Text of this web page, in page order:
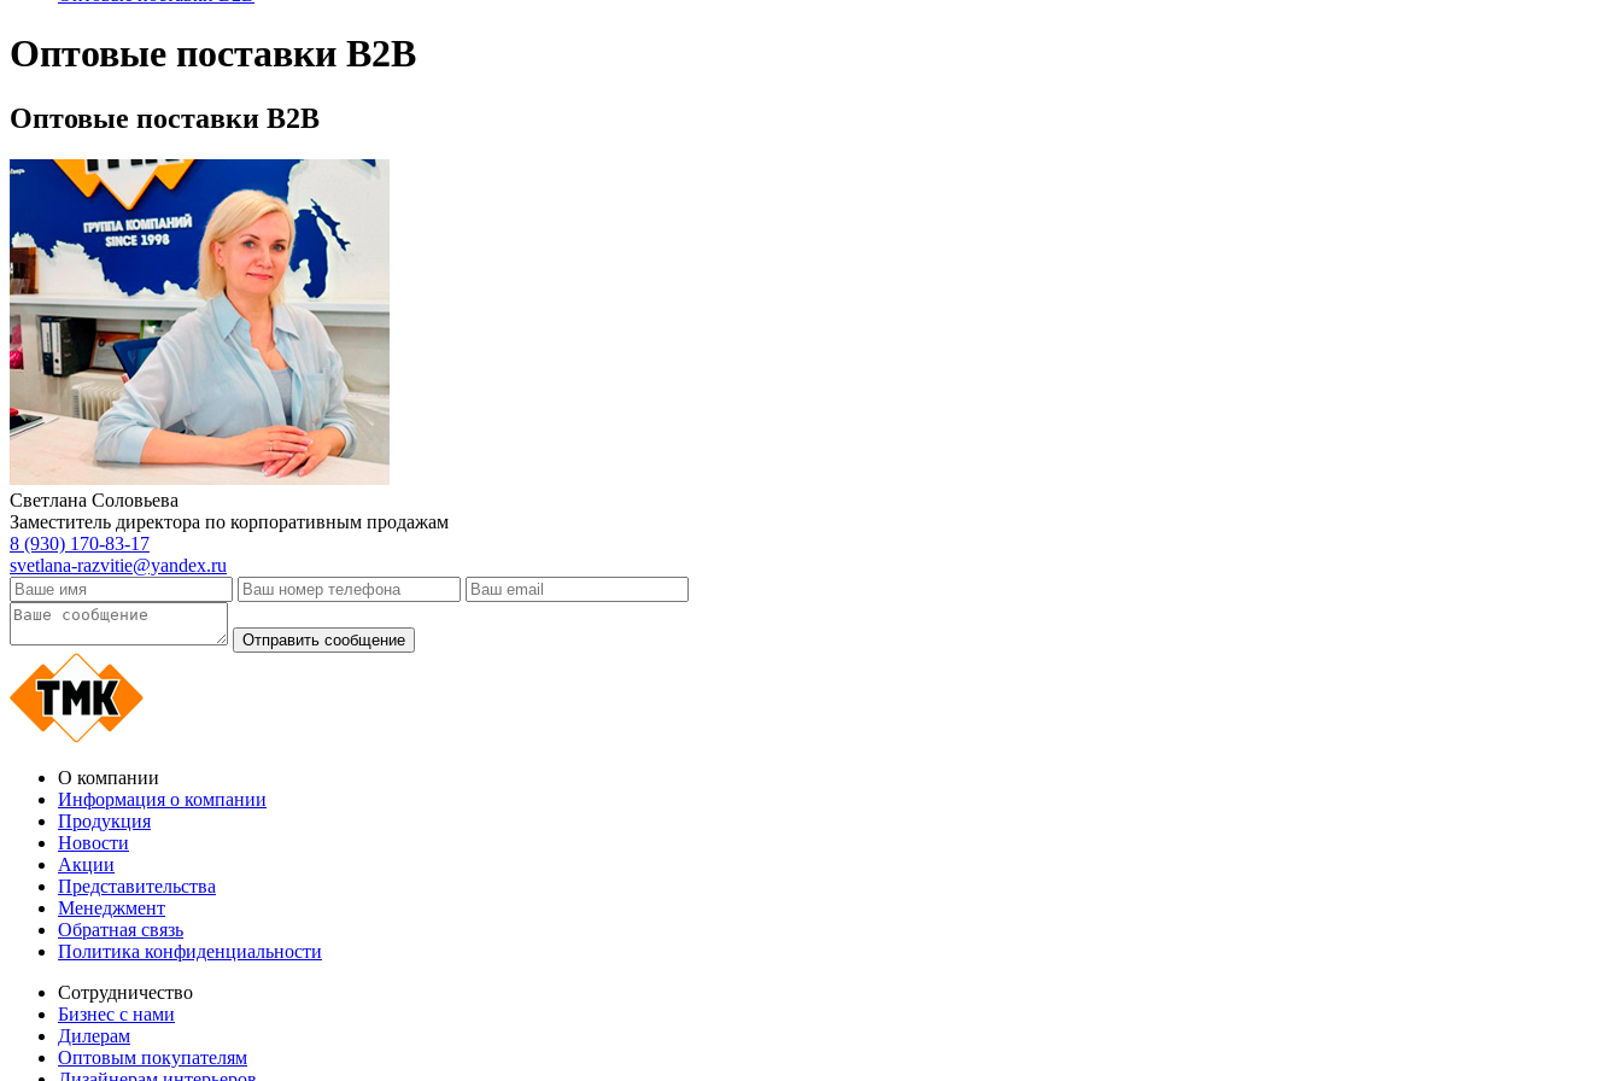
Оптовые поставки B2B
Оптовые поставки B2B
Светлана Соловьева
Заместитель директора по корпоративным продажам
8 (930) 170-83-17
svetlana-razvitie@yandex.ru
О компании
Информация о компании
Продукция
Новости
Акции
Представительства
Менеджмент
Обратная связь
Политика конфиденциальности
Сотрудничество
Бизнес с нами
Дилерам
Оптовым покупателям